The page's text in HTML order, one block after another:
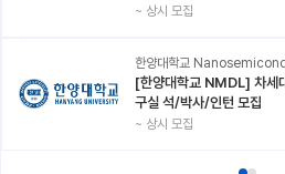
~ 상시 모집
[한양대학교 NMDL] 차세
구실 석/박사/인턴 모집
~ 상시 모집